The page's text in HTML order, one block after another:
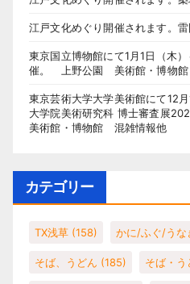
江戸文化めぐり開催されます。
東京国立博物館にて1月1日（木
催。 上野公園 美術館・博物
東京芸術大学大学美術館にて12
大学院美術研究科 博士審査展
美術館・博物館 混雑情報他
カテゴリー
TX浅草 (158) かに/ふぐ/うな
そば、うどん (185) そば・う